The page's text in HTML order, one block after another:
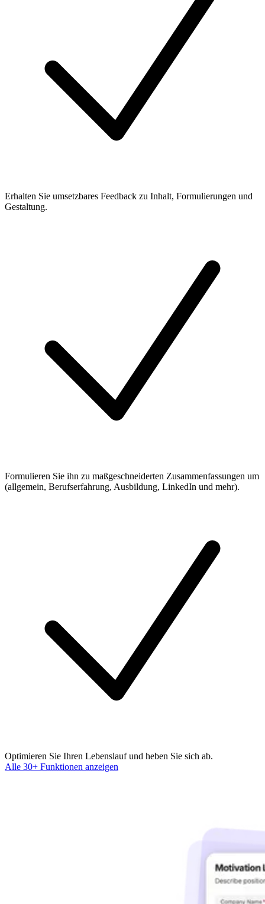
Erhalten Sie umsetzbares Feedback zu Inhalt, Formulierungen und
Gestaltung.
Formulieren Sie ihn zu maßgeschneiderten Zusammenfassungen um
(allgemein, Berufserfahrung, Ausbildung, LinkedIn und mehr).
Optimieren Sie Ihren Lebenslauf und heben Sie sich ab.
Alle 30+ Funktionen anzeigen